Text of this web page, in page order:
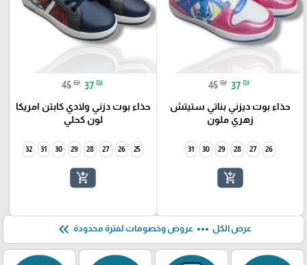
45 ₪ 37 ₪
حذاء بوت ديزني بناتي ستيتش
زهري ملون
26
27
28
29
30
31
add_shopping_cart
45 ₪ 37 ₪
حذاء بوت دزني ولادي كابتن امريكا
لون كحلي
25
26
27
28
29
30
31
32
add_shopping_cart
عرض الكل more_horiz عروض وخصومات لفترة محدودة keyboard_double_arrow_left